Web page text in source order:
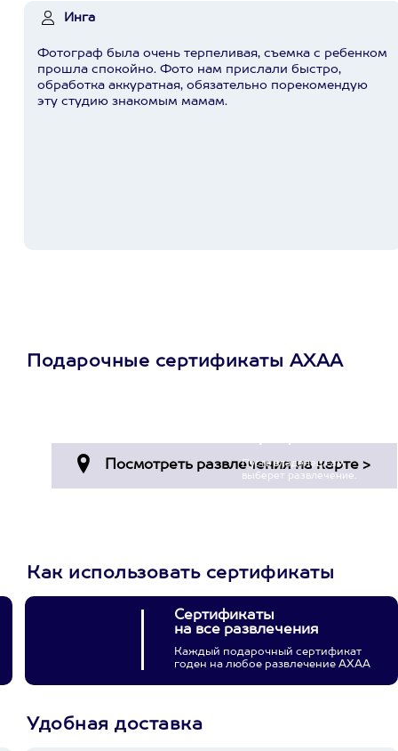
Инга
Фотограф была очень терпеливая, съемка с ребенком
прошла спокойно. Фото нам прислали быстро,
обработка аккуратная, обязательно порекомендую
эту студию знакомым мамам.
Подарочные сертификаты АХАА
Пусть владелец сам
выберет развлечение.
Как использовать сертификаты
Сертификаты
на все развлечения
Каждый подарочный сертификат
годен на любое развлечение АХАА
Удобная доставка